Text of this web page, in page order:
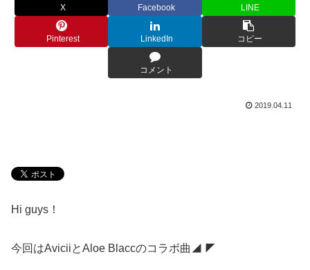
X Facebook LINE
Pinterest LinkedIn コピー
コメント
2019.04.11
Hi guys！
今回はAviciiとAloe Blaccのコラボ曲◢ ◤